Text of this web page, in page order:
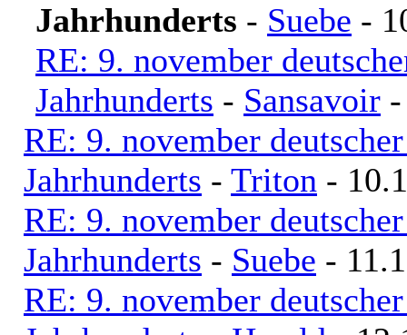
Jahrhunderts - Suebe -
RE: 9. november
Jahrhunderts - Sansavoir
RE: 9. november
Jahrhunderts - Triton -
RE: 9. november
Jahrhunderts - Suebe -
RE: 9. november